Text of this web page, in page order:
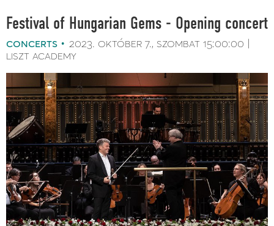
Festival of Hungarian Gems - Opening concert
concerts 2023. október 7. szombat 15:00:00
liszt academy